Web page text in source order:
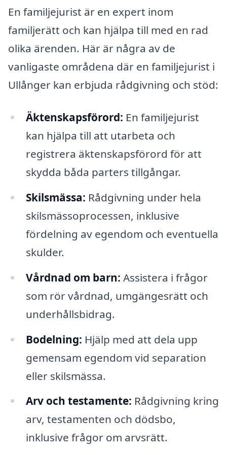
En familjejurist är en expert inom
familjerätt och kan hjälpa till med en rad
olika ärenden. Här är några av de
vanligaste områdena där en familjejurist i
Ullånger kan erbjuda rådgivning och stöd:
Äktenskapsförord: En familjejurist
kan hjälpa till att utarbeta och
registrera äktenskapsförord för att
skydda båda parters tillgångar.
Skilsmässa: Rådgivning under hela
skilsmässoprocessen, inklusive
fördelning av egendom och eventuella
skulder.
Vårdnad om barn: Assistera i frågor
som rör vårdnad, umgängesrätt och
underhållsbidrag.
Bodelning: Hjälp med att dela upp
gemensam egendom vid separation
eller skilsmässa.
Arv och testamente: Rådgivning kring
arv, testamenten och dödsbo,
inklusive frågor om arvsrätt.